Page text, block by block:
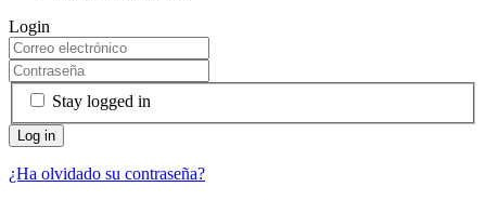
Login
Stay logged in
¿Ha olvidado su contraseña?